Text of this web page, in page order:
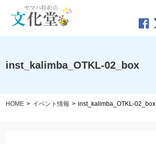
inst_kalimba_OTKL-02_box
HOME イベント情報 inst_kalimba_OTKL-02_box